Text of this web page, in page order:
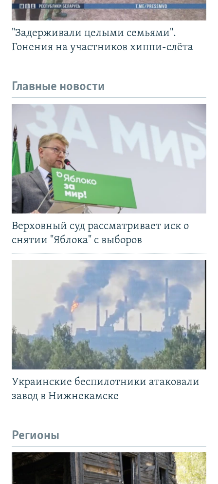
"Задерживали целыми семьями".
Гонения на участников хиппи-слёта
Главные новости
Верховный суд рассматривает иск о
снятии "Яблока" с выборов
Украинские беспилотники атаковали
завод в Нижнекамске
Регионы